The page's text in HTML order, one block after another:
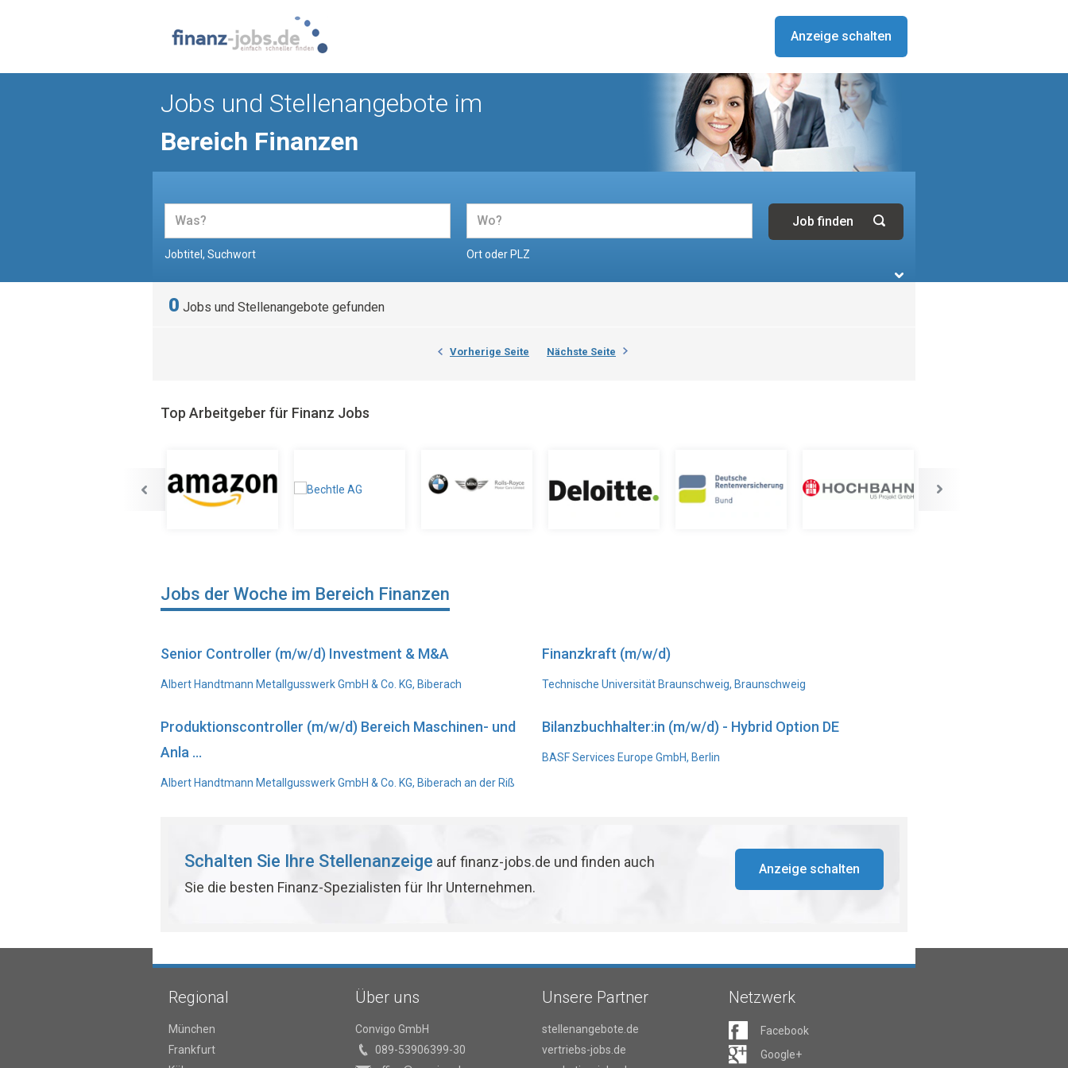
Anzeige schalten
Jobs und Stellenangebote im
Bereich Finanzen
Jobtitel, Suchwort Ort oder PLZ
0 Jobs und Stellenangebote gefunden
Vorherige Seite Nächste Seite
Top Arbeitgeber für Finanz Jobs
Jobs der Woche im Bereich Finanzen
Senior Controller (m/w/d) Investment & M&A
Albert Handtmann Metallgusswerk GmbH & Co. KG, Biberach
Finanzkraft (m/w/d)
Technische Universität Braunschweig, Braunschweig
Produktionscontroller (m/w/d) Bereich Maschinen- und
Anla ...
Albert Handtmann Metallgusswerk GmbH & Co. KG, Biberach an der Riß
Bilanzbuchhalter:in (m/w/d) - Hybrid Option DE
BASF Services Europe GmbH, Berlin
Schalten Sie Ihre Stellenanzeige auf finanz-jobs.de und finden auch
Sie die besten Finanz-Spezialisten für Ihr Unternehmen.
Anzeige schalten
Regional
München
Frankfurt
Über uns
Convigo GmbH
089-53906399-30
Unsere Partner
stellenangebote.de
vertriebs-jobs.de
Netzwerk
Facebook
Google+